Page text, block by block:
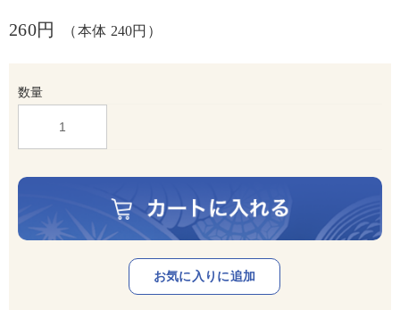
260円 （本体 240円）
数量